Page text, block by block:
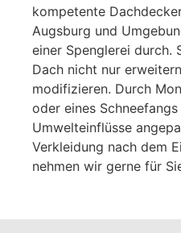
kompetente
Augsburg und
einer Spenglerei durch.
Dach nicht nur
modifizieren. Durch
oder eines
Umwelteinflüsse
Verkleidung nach dem
nehmen wir gerne für